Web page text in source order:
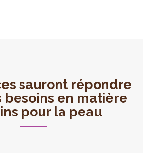
sauront répondre
besoins en matière
pour la peau